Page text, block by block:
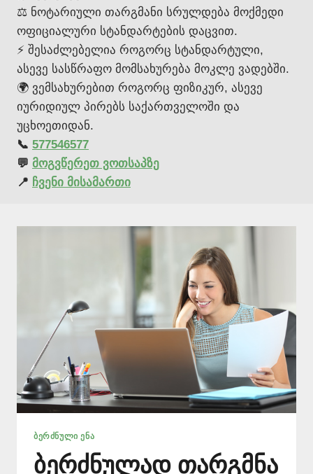
⚖️ ნოტარიული თარგმანი სრულდება მოქმედი
ოფიციალური სტანდარტების დაცვით.
⚡ შესაძლებელია როგორც სტანდარტული,
ასევე სასწრაფო მომსახურება მოკლე ვადებში.
🌍 ვემსახურებით როგორც ფიზიკურ, ასევე
იურიდიულ პირებს საქართველოში და
უცხოეთიდან.
📞 577546577
💬 მოგვწერეთ ვოთსაპზე
📍 ჩვენი მისამართი
ᲑᲔᲠᲫᲜᲣᲚᲘ ᲔᲜᲐ
ბერძნულად თარგმნა